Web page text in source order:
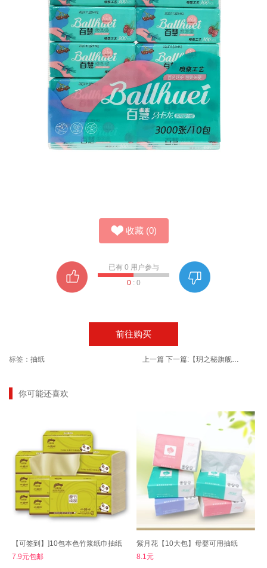
收藏(0)
已有 0 用户参与
0: 0
前往购买
标签： 抽纸 上一篇 下一篇: 【玥之秘旗舰店】水盈美白防晒霜
你可能还喜欢
【可签到】]10包本色竹浆纸巾抽纸
7.9元包邮
紫月花【10大包】母婴可用抽纸
8.1元